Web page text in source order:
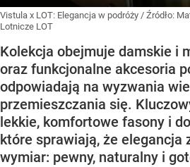
Vistula x LOT: Elegancja w podróży / Źródło:
Lotnicze LOT
Kolekcja obejmuje damskie i
oraz funkcjonalne akcesoria
odpowiadają na wyzwania
przemieszczania się.
lekkie, komfortowe fasony i
które sprawiają, że elegancja
wymiar: pewny, naturalny i